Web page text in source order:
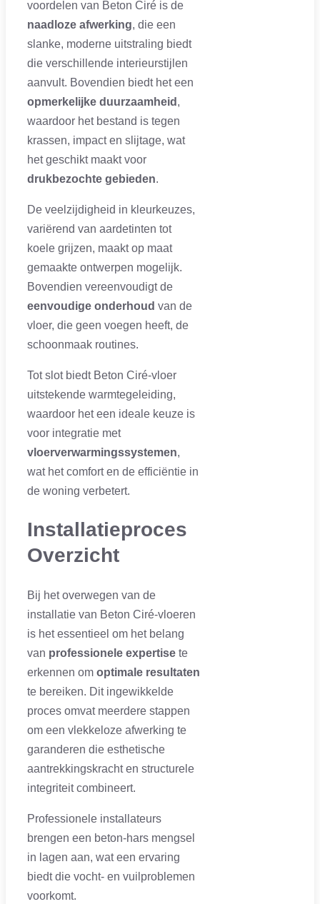
voordelen van Beton Ciré is de
naadloze afwerking, die een
slanke, moderne uitstraling biedt
die verschillende interieurstijlen
aanvult. Bovendien biedt het een
opmerkelijke duurzaamheid ,
waardoor het bestand is tegen
krassen, impact en slijtage, wat
het geschikt maakt voor
drukbezochte gebieden.
De veelzijdigheid in kleurkeuzes,
variërend van aardetinten tot
koele grijzen, maakt op maat
gemaakte ontwerpen mogelijk.
Bovendien vereenvoudigt de
eenvoudige onderhoud van de
vloer, die geen voegen heeft, de
schoonmaak routines.
Tot slot biedt Beton Ciré-vloer
uitstekende warmtegeleiding,
waardoor het een ideale keuze is
voor integratie met
vloerverwarmingssystemen,
wat het comfort en de efficiëntie in
de woning verbetert.
Installatieproces
Overzicht
Bij het overwegen van de
installatie van Beton Ciré-vloeren
is het essentieel om het belang
van professionele expertise te
erkennen om optimale resultaten
te bereiken. Dit ingewikkelde
proces omvat meerdere stappen
om een vlekkeloze afwerking te
garanderen die esthetische
aantrekkingskracht en structurele
integriteit combineert.
Professionele installateurs
brengen een beton-hars mengsel
in lagen aan, wat een ervaring
biedt die vocht- en vuilproblemen
voorkomt.